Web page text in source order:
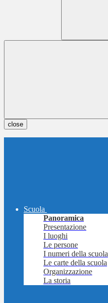
close
Scuola
Panoramica
Presentazione
I luoghi
Le persone
I numeri della scuola
Le carte della scuola
Organizzazione
La storia